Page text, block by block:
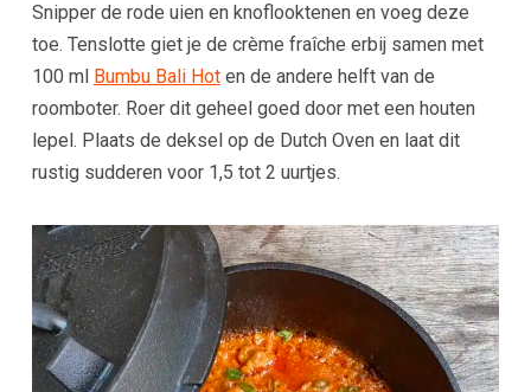
Snipper de rode uien en knoflooktenen en voeg deze
toe. Tenslotte giet je de crème fraîche erbij samen met
100 ml
Bumbu Bali Hoten de andere helft van de
roomboter. Roer dit geheel goed door met een houten
lepel. Plaats de deksel op de Dutch Oven en laat dit
rustig sudderen voor 1,5 tot 2 uurtjes.